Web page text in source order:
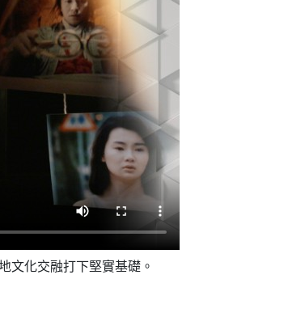
文化交融打下堅實基礎。